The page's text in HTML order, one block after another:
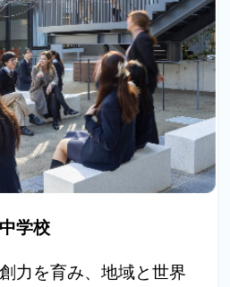
学校
力を育み、地域と世界